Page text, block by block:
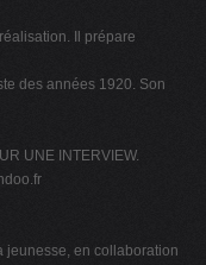
Il prépare
des années 1920. Son
UNE INTERVIEW.
jeunesse, en collaboration